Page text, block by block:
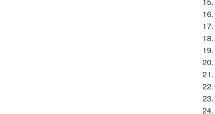
16.
17.
18.
19.
20.
21.
22.
23.
24.